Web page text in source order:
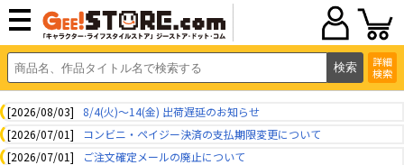
詳細
検索
[2026/08/03]
8/4(火)～14(金) 出荷遅延のお知らせ
[2026/07/01]
コンビニ・ペイジー決済の支払期限変更について
[2026/07/01]
ご注文確定メールの廃止について